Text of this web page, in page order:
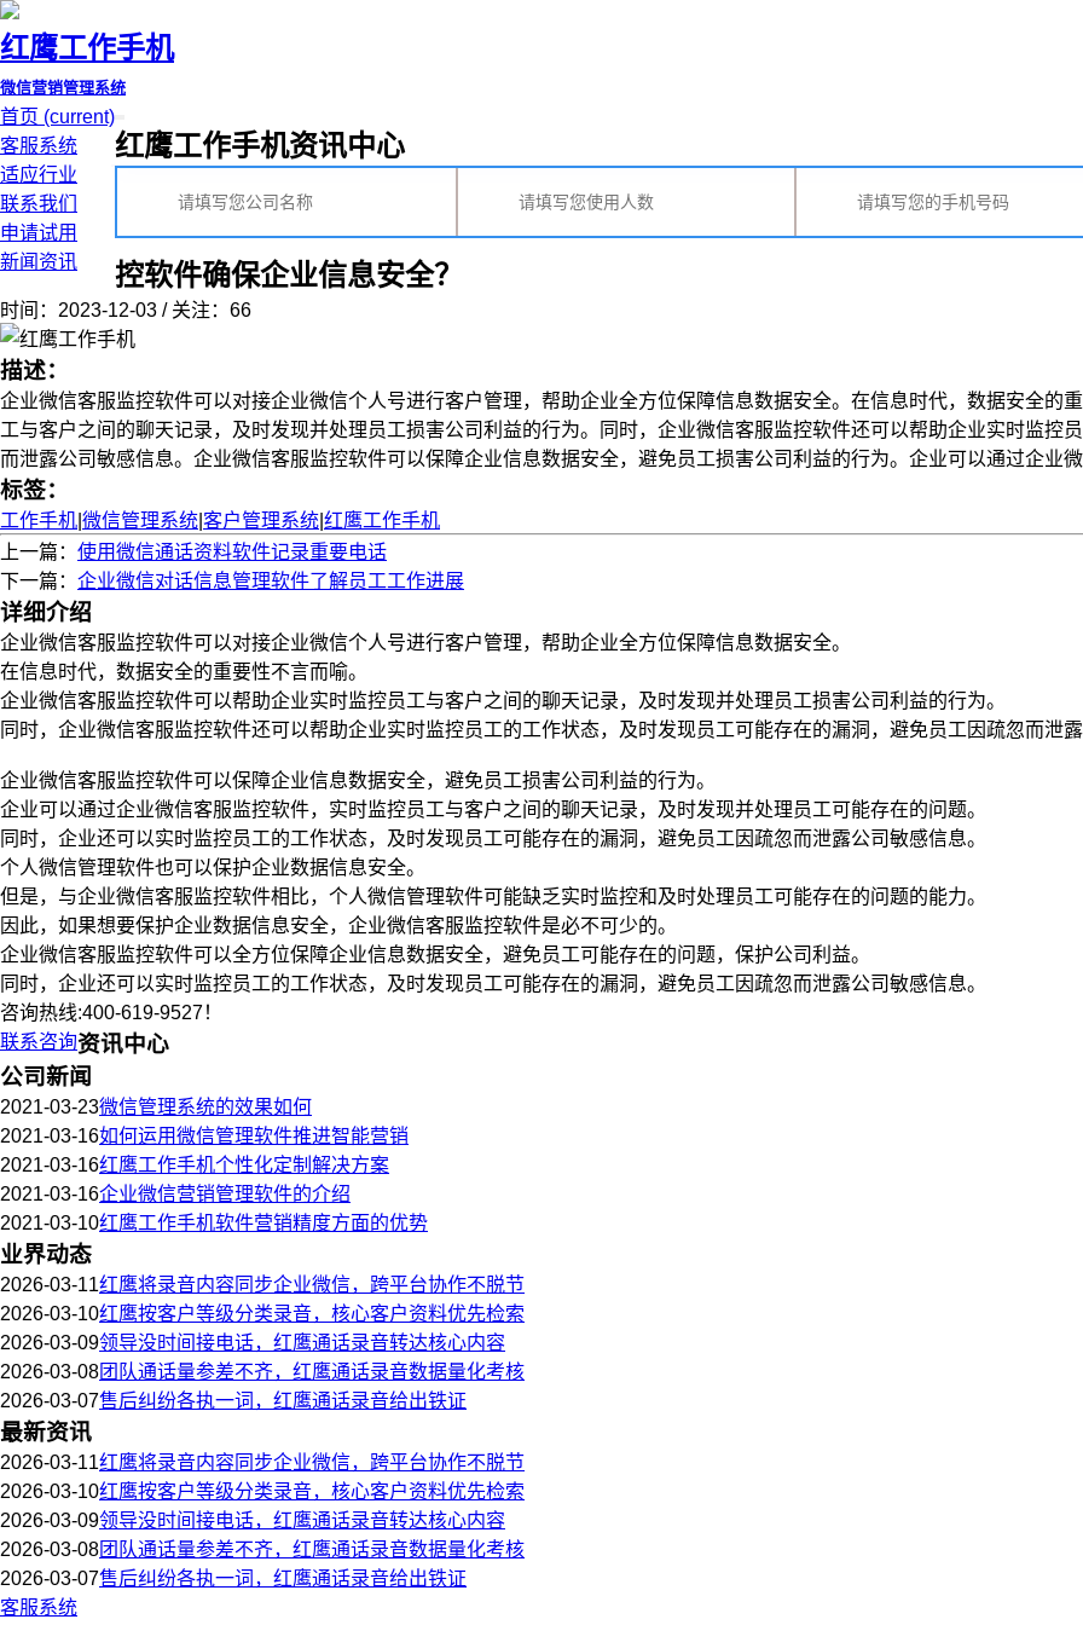
红鹰工作手机
微信营销管理系统
首页 (current)
客服系统
适应行业
联系我们
申请试用
新闻资讯
红鹰工作手机资讯中心
控软件确保企业信息安全？
时间：2023-12-03 / 关注：66
描述：
企业微信客服监控软件可以对接企业微信个人号进行客户管理，帮助企业全方位保障信息数据安全。在信息时代，数据安全的
工与客户之间的聊天记录，及时发现并处理员工损害公司利益的行为。同时，企业微信客服监控软件还可以帮助企业实时监控
而泄露公司敏感信息。企业微信客服监控软件可以保障企业信息数据安全，避免员工损害公司利益的行为。企业可以通过企业
标签：
工作手机 微信管理系统 客户管理系统 红鹰工作手机
上一篇： 使用微信通话资料软件记录重要电话
下一篇： 企业微信对话信息管理软件了解员工工作进展
详细介绍
企业微信客服监控软件可以对接企业微信个人号进行客户管理，帮助企业全方位保障信息数据安全。
在信息时代，数据安全的重要性不言而喻。
企业微信客服监控软件可以帮助企业实时监控员工与客户之间的聊天记录，及时发现并处理员工损害公司利益的行为。
同时，企业微信客服监控软件还可以帮助企业实时监控员工的工作状态，及时发现员工可能存在的漏洞，避免员工因疏忽而泄露
企业微信客服监控软件可以保障企业信息数据安全，避免员工损害公司利益的行为。
企业可以通过企业微信客服监控软件，实时监控员工与客户之间的聊天记录，及时发现并处理员工可能存在的问题。
同时，企业还可以实时监控员工的工作状态，及时发现员工可能存在的漏洞，避免员工因疏忽而泄露公司敏感信息。
个人微信管理软件也可以保护企业数据信息安全。
但是，与企业微信客服监控软件相比，个人微信管理软件可能缺乏实时监控和及时处理员工可能存在的问题的能力。
因此，如果想要保护企业数据信息安全，企业微信客服监控软件是必不可少的。
企业微信客服监控软件可以全方位保障企业信息数据安全，避免员工可能存在的问题，保护公司利益。
同时，企业还可以实时监控员工的工作状态，及时发现员工可能存在的漏洞，避免员工因疏忽而泄露公司敏感信息。
咨询热线:400-619-9527！
联系咨询资讯中心
公司新闻
2021-03-23微信管理系统的效果如何
2021-03-16如何运用微信管理软件推进智能营销
2021-03-16红鹰工作手机个性化定制解决方案
2021-03-16企业微信营销管理软件的介绍
2021-03-10红鹰工作手机软件营销精度方面的优势
业界动态
2026-03-11红鹰将录音内容同步企业微信，跨平台协作不脱节
2026-03-10红鹰按客户等级分类录音，核心客户资料优先检索
2026-03-09领导没时间接电话，红鹰通话录音转达核心内容
2026-03-08团队通话量参差不齐，红鹰通话录音数据量化考核
2026-03-07售后纠纷各执一词，红鹰通话录音给出铁证
最新资讯
2026-03-11红鹰将录音内容同步企业微信，跨平台协作不脱节
2026-03-10红鹰按客户等级分类录音，核心客户资料优先检索
2026-03-09领导没时间接电话，红鹰通话录音转达核心内容
2026-03-08团队通话量参差不齐，红鹰通话录音数据量化考核
2026-03-07售后纠纷各执一词，红鹰通话录音给出铁证
客服系统